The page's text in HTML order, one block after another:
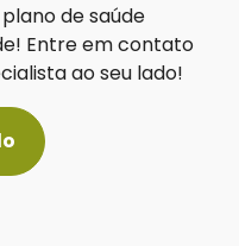
de saúde
Entre em contato
ao seu lado!